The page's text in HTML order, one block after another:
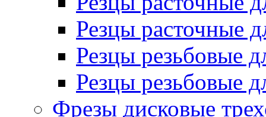
Резцы расточные
Резцы резьбовые
Резцы резьбовые
Фрезы дисковые